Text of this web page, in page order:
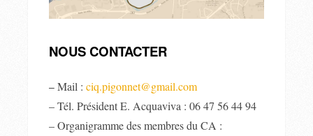
NOUS CONTACTER
– Mail : ciq.pigonnet@gmail.com
– Tél. Président E. Acquaviva : 06 47 56 44 94
– Organigramme des membres du CA :